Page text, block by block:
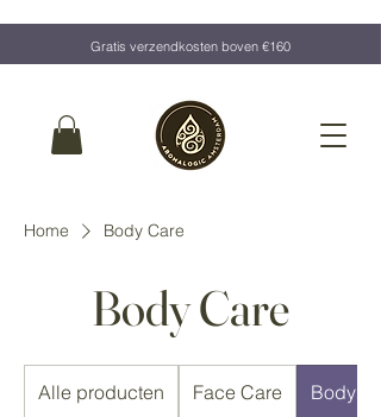
Gratis verzendkosten boven €160
Home Body Care
Body Care
Alle producten Face Care Body